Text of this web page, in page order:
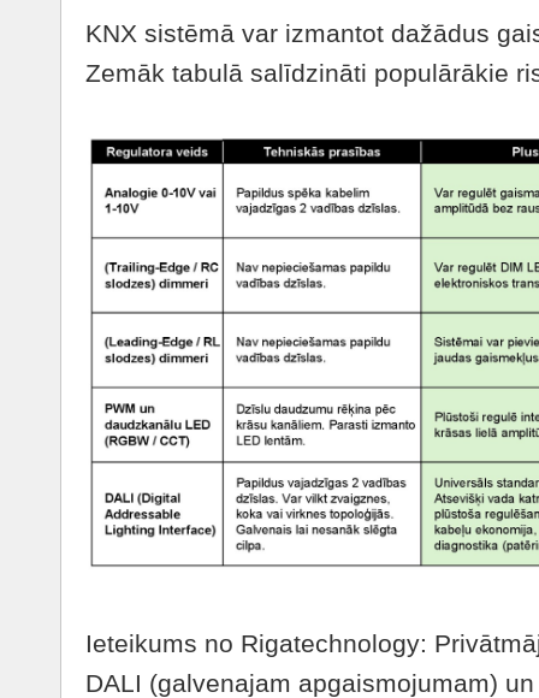
KNX sistēmā var izmantot dažādus
Zemāk tabulā salīdzināti populārākie
Ieteikums no Rigatechnology:
DALI (galvenajam apgaismojumam)